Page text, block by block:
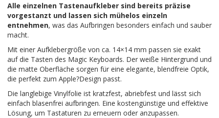
Alle einzelnen Tastenaufkleber sind bereits präzise
vorgestanzt und lassen sich mühelos einzeln
entnehmen, was das Aufbringen besonders einfach und sauber
macht.
Mit einer Aufklebergröße von ca. 14×14 mm passen sie exakt
auf die Tasten des Magic Keyboards. Der weiße Hintergrund und
die matte Oberfläche sorgen für eine elegante, blendfreie Optik,
die perfekt zum Apple?Design passt.
Die langlebige Vinylfolie ist kratzfest, abriebfest und lässt sich
einfach blasenfrei aufbringen. Eine kostengünstige und effektive
Lösung, um Tastaturen zu erneuern oder anzupassen.